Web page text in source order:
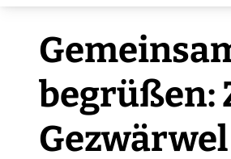
begrüßen: